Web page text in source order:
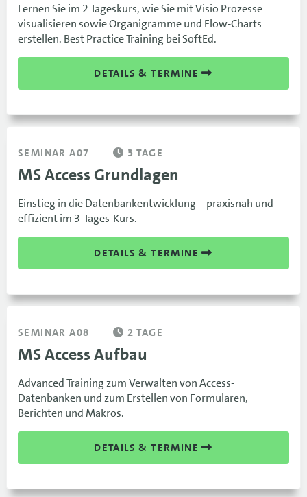
Lernen Sie im 2 Tageskurs, wie Sie mit Visio Prozesse
visualisieren sowie Organigramme und Flow-Charts
erstellen. Best Practice Training bei SoftEd.
DETAILS & TERMINE
SEMINAR A07 3 TAGE
MS Access Grundlagen
Einstieg in die Datenbankentwicklung – praxisnah und
effizient im 3-Tages-Kurs.
DETAILS & TERMINE
SEMINAR A08 2 TAGE
MS Access Aufbau
Advanced Training zum Verwalten von Access-
Datenbanken und zum Erstellen von Formularen,
Berichten und Makros.
DETAILS & TERMINE